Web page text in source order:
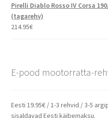
Pirelli Diablo Rosso IV Corsa
(tagarehv)
214.95€
E-pood mootorratta-
Eesti 19.95€ / 1-3 rehvid / 3-5
sisaldavad Eesti käibemaksu.